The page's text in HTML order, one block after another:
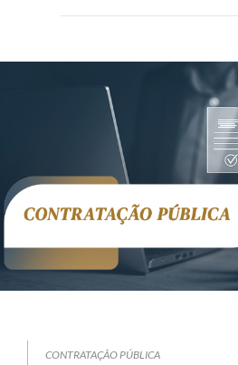
CONTRATAÇÃO PÚBLICA